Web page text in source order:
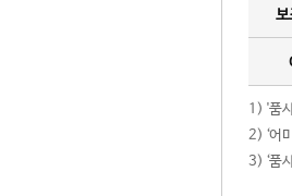
보
1) '품
2) ‘어
3) ‘품